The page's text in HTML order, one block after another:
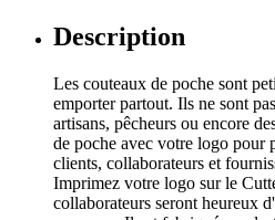
Description
Les couteaux de poche sont
emporter partout. Ils ne sont
artisans, pêcheurs ou encore
de poche avec votre logo pour
clients, collaborateurs et
Imprimez votre logo sur le
collaborateurs seront heureux